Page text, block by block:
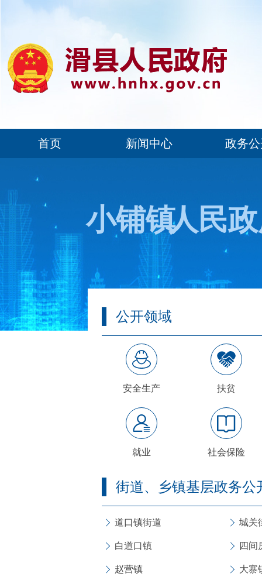
首页 新闻中心 政务
小铺镇人民
公开领域
安全生产 扶贫
就业 社会保险
街道、乡镇基层政务公
道口镇街道 城关
白道口镇 四间
赵营镇 大寨